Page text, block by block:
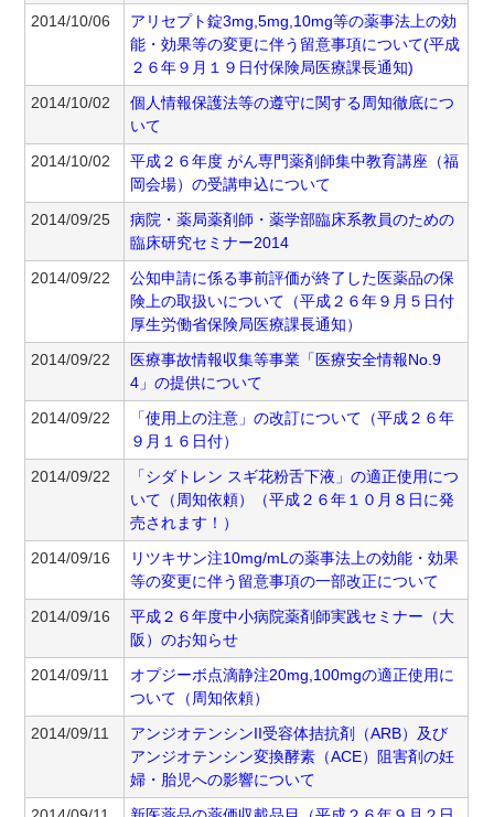
2014/10/06
アリセプト錠3mg,5mg,10mg等の薬事法上の効
能・効果等の変更に伴う留意事項について(平成
２６年９月１９日付保険局医療課長通知)
2014/10/02
個人情報保護法等の遵守に関する周知徹底につ
いて
2014/10/02
平成２６年度 がん専門薬剤師集中教育講座（福
岡会場）の受講申込について
2014/09/25
病院・薬局薬剤師・薬学部臨床系教員のための
臨床研究セミナー2014
2014/09/22
公知申請に係る事前評価が終了した医薬品の保
険上の取扱いについて（平成２６年９月５日付
厚生労働省保険局医療課長通知）
2014/09/22
医療事故情報収集等事業「医療安全情報No.9
4」の提供について
2014/09/22
「使用上の注意」の改訂について（平成２６年
９月１６日付）
2014/09/22
「シダトレン スギ花粉舌下液」の適正使用につ
いて（周知依頼）（平成２６年１０月８日に発
売されます！）
2014/09/16
リツキサン注10mg/mLの薬事法上の効能・効果
等の変更に伴う留意事項の一部改正について
2014/09/16
平成２６年度中小病院薬剤師実践セミナー（大
阪）のお知らせ
2014/09/11
オプジーボ点滴静注20mg,100mgの適正使用に
ついて（周知依頼）
2014/09/11
アンジオテンシンII受容体拮抗剤（ARB）及び
アンジオテンシン変換酵素（ACE）阻害剤の妊
婦・胎児への影響について